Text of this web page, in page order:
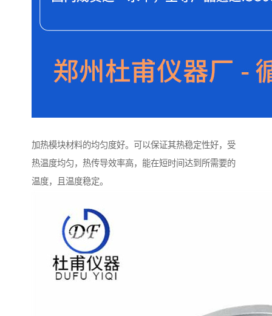
加热模块材料的均匀度好。可以保证其热稳定性好，受
热温度均匀，热传导效率高，能在短时间达到所需要的
温度，且温度稳定。